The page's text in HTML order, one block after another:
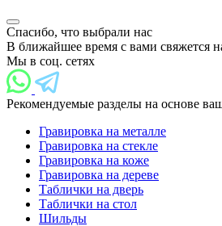
Спасибо, что выбрали нас
В ближайшее время с вами свяжется
Мы в соц. сетях
Рекомендуемые разделы на основе
Гравировка на металле
Гравировка на стекле
Гравировка на коже
Гравировка на дереве
Таблички на дверь
Таблички на стол
Шильды